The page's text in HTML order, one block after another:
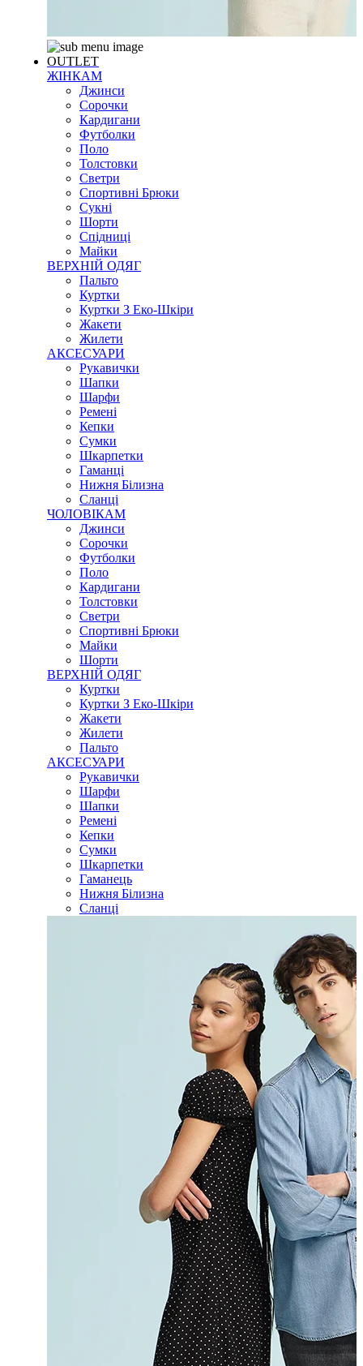
OUTLET
ЖІНКАМ
Джинси
Сорочки
Кардигани
Футболки
Поло
Толстовки
Светри
Спортивні Брюки
Сукні
Шорти
Спідниці
Майки
ВЕРХНІЙ ОДЯГ
Пальто
Куртки
Куртки З Еко-Шкіри
Жакети
Жилети
АКСЕСУАРИ
Рукавички
Шапки
Шарфи
Ремені
Кепки
Сумки
Шкарпетки
Гаманці
Нижня Білизна
Сланці
ЧОЛОВІКАМ
Джинси
Сорочки
Футболки
Поло
Кардигани
Толстовки
Светри
Спортивні Брюки
Майки
Шорти
ВЕРХНІЙ ОДЯГ
Куртки
Куртки З Еко-Шкіри
Жакети
Жилети
Пальто
АКСЕСУАРИ
Рукавички
Шарфи
Шапки
Ремені
Кепки
Сумки
Шкарпетки
Гаманець
Нижня Білизна
Сланці